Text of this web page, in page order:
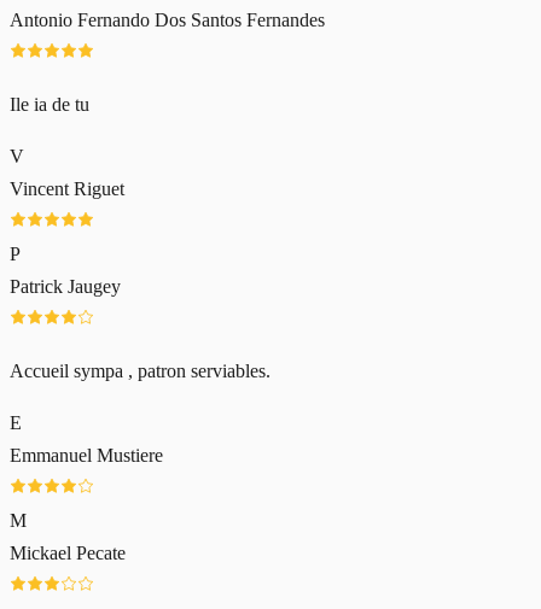
Antonio Fernando Dos Santos Fernandes
Ile ia de tu
V
Vincent Riguet
P
Patrick Jaugey
Accueil sympa , patron serviables.
E
Emmanuel Mustiere
M
Mickael Pecate